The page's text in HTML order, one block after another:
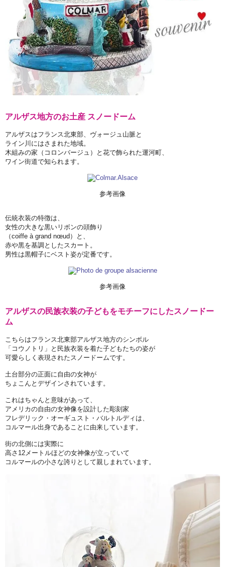
アルザス地方のお土産 スノードーム
アルザスはフランス北東部、ヴォージュ山脈と
ライン川にはさまれた地域。
木組みの家（コロンバージュ）と花で飾られた運河町、
ワイン街道で知られます。
参考画像
伝統衣装の特徴は、
女性の大きな黒いリボンの頭飾り
（coiffe à grand nœud）と、
赤や黒を基調としたスカート。
男性は黒帽子にベスト姿が定番です。
参考画像
アルザスの民族衣装の子どもをモチーフにしたスノードー
ム
こちらはフランス北東部アルザス地方のシンボル
「コウノトリ」と民族衣装を着た子どもたちの姿が
可愛らしく表現されたスノードームです。
土台部分の正面に自由の女神が
ちょこんとデザインされています。
これはちゃんと意味があって、
アメリカの自由の女神像を設計した彫刻家
フレデリック・オーギュスト・バルトルディは、
コルマール出身であることに由来しています。
街の北側には実際に
高さ12メートルほどの女神像が立っていて
コルマールの小さな誇りとして親しまれています。